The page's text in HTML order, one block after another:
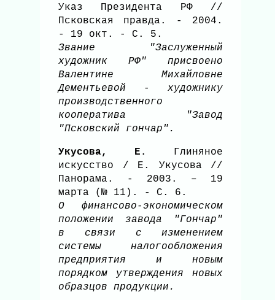
Указ Президента РФ //
Псковская правда. - 2004.
- 19 окт. - С. 5.
Звание "Заслуженный
художник РФ" присвоено
Валентине Михайловне
Дементьевой - художнику
производственного
кооператива "Завод
"Псковский гончар".
Укусова, Е.
Глиняное
искусство / Е. Укусова //
Панорама. - 2003. – 19
марта (№ 11). - С. 6.
О финансово-экономическом
положении завода "Гончар"
в связи с изменением
системы налогообложения
предприятия и новым
порядком утверждения новых
образцов продукции.